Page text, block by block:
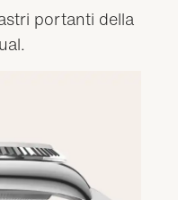
portanti della